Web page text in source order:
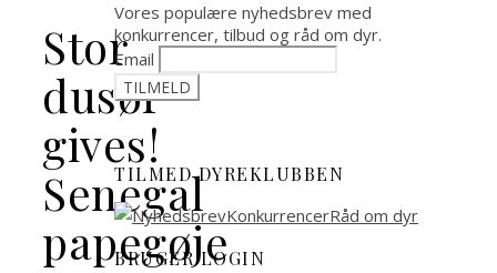
Stor
dusør
gives!
Senegal
papegøje
Vores populære nyhedsbrev med
konkurrencer, tilbud og råd om dyr.
Email
TILMED DYREKLUBBEN
BRUGER LOGIN